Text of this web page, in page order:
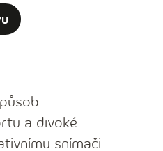
a divoké
snímači